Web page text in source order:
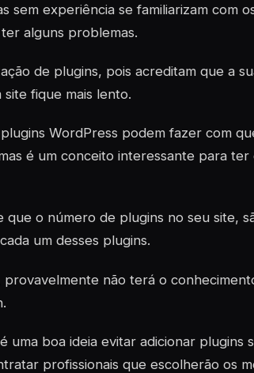
sem experiência se familiarizam com
alguns problemas.
de plugins, pois acreditam que a
fique mais lento.
plugins WordPress podem fazer com
é um conceito interessante para ter
que o número de plugins no seu site,
um desses plugins.
não terá o
.
uma boa ideia evitar adicionar plugins
profissionais que escolherão os